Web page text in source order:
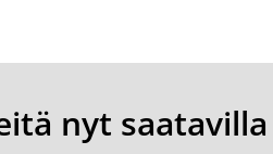
nyt saatavilla